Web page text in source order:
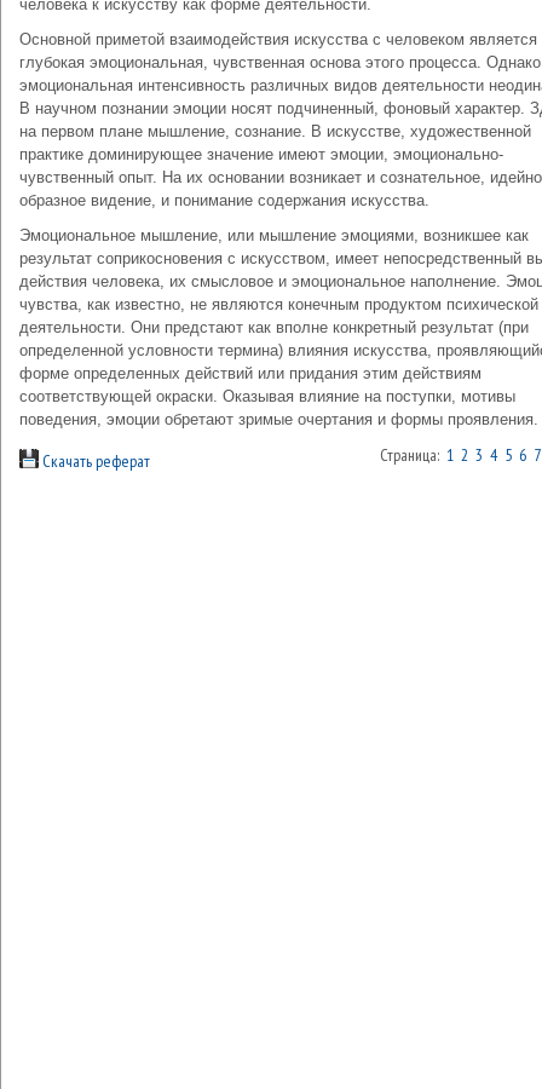
человека к искусству как форме деятельности.
Основной приметой взаимодействия искусства с человеком является
глубокая эмоциональная, чувственная основа этого процесса. Однако
эмоциональная интенсивность различных видов деятельности
В научном познании эмоции носят подчиненный, фоновый характер.
на первом плане мышление, сознание. В искусстве, художественной
практике доминирующее значение имеют эмоции, эмоционально-
чувственный опыт. На их основании возникает и сознательное,
образное видение, и понимание содержания искусства.
Эмоциональное мышление, или мышление эмоциями, возникшее как
результат соприкосновения с искусством, имеет непосредственный
действия человека, их смысловое и эмоциональное наполнение.
чувства, как известно, не являются конечным продуктом психической
деятельности. Они предстают как вполне конкретный результат (при
определенной условности термина) влияния искусства,
форме определенных действий или придания этим действиям
соответствующей окраски. Оказывая влияние на поступки, мотивы
поведения, эмоции обретают зримые очертания и формы проявления.
Скачать реферат Страница: 1 2 3 4 5 6 7